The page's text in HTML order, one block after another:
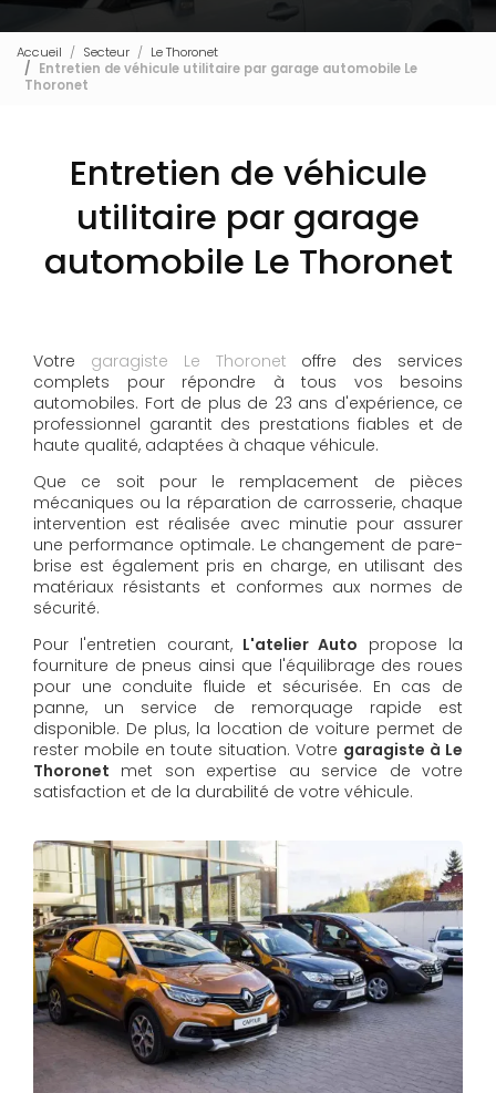
Accueil Secteur
Le Thoronet
Entretien de véhicule utilitaire par garage automobile Le
Thoronet
Entretien de véhicule
utilitaire par garage
automobile Le Thoronet
Votre garagiste Le Thoronet offre des services
complets pour répondre à tous vos besoins
automobiles. Fort de plus de 23 ans d'expérience, ce
professionnel garantit des prestations fiables et de
haute qualité, adaptées à chaque véhicule.
Que ce soit pour le remplacement de pièces
mécaniques ou la réparation de carrosserie, chaque
intervention est réalisée avec minutie pour assurer
une performance optimale. Le changement de pare-
brise est également pris en charge, en utilisant des
matériaux résistants et conformes aux normes de
sécurité.
Pour l'entretien courant,L'atelier Auto propose la
fourniture de pneus ainsi que l'équilibrage des roues
pour une conduite fluide et sécurisée. En cas de
panne, un service de remorquage rapide est
disponible. De plus, la location de voiture permet de
rester mobile en toute situation. Votre garagiste à Le
Thoronet met son expertise au service de votre
satisfaction et de la durabilité de votre véhicule.